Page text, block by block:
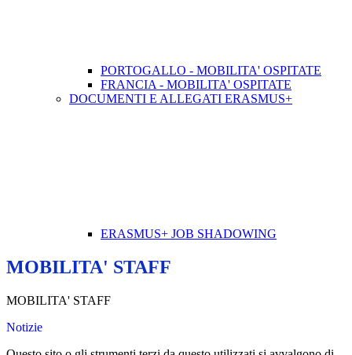
PORTOGALLO - MOBILITA' OSPITATE
FRANCIA - MOBILITA' OSPITATE
DOCUMENTI E ALLEGATI ERASMUS+
ERASMUS+ JOB SHADOWING
MOBILITA' STAFF
MOBILITA' STAFF
Notizie